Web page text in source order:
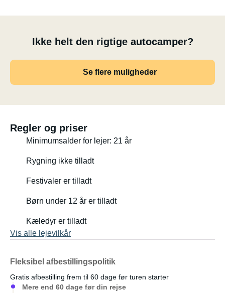
Ikke helt den rigtige autocamper?
Se flere muligheder
Regler og priser
Minimumsalder for lejer: 21 år
Rygning ikke tilladt
Festivaler er tilladt
Børn under 12 år er tilladt
Kæledyr er tilladt
Vis alle lejevilkår
Fleksibel afbestillingspolitik
Gratis afbestilling frem til 60 dage før turen starter
Mere end 60 dage før din rejse